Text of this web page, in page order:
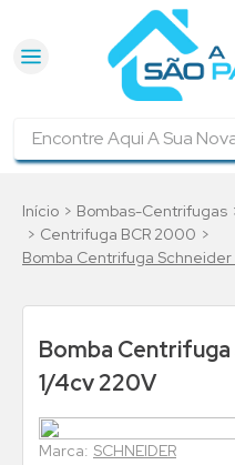
Bombas-Centrifugas
Centrifuga BCR 2000
Bomba Centrifuga
Bomba
1/4cv 220V
SCHNEIDER